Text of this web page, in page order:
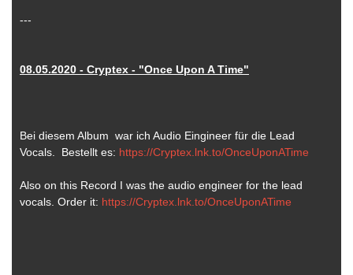
---
08.05.2020 - Cryptex - "Once Upon A Time"
Bei diesem Album war ich Audio Eingineer für die Lead
Vocals. Bestellt es: https://Cryptex.lnk.to/OnceUponATime
Also on this Record I was the audio engineer for the lead
vocals. Order it: https://Cryptex.lnk.to/OnceUponATime